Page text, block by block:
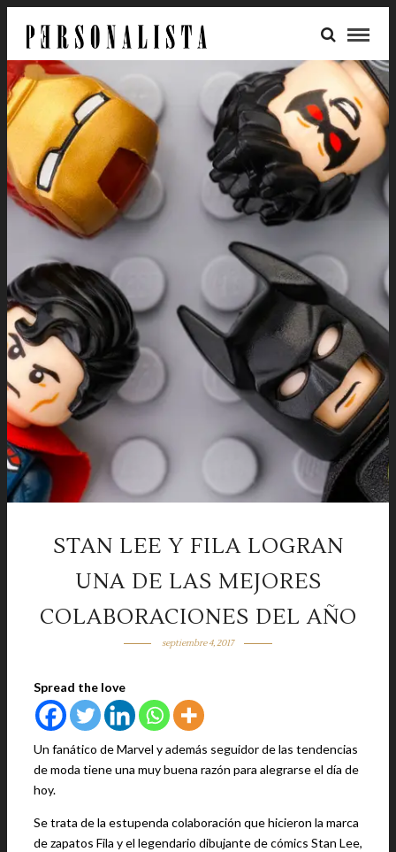
STAN LEE Y FILA LOGRAN
UNA DE LAS MEJORES
COLABORACIONES DEL AÑO
septiembre 4, 2017
Spread the love
Un fanático de Marvel y además seguidor de las tendencias
de moda tiene una muy buena razón para alegrarse el día de
hoy.
Se trata de la estupenda colaboración que hicieron la marca
de zapatos Fila y el legendario dibujante de cómics Stan Lee,